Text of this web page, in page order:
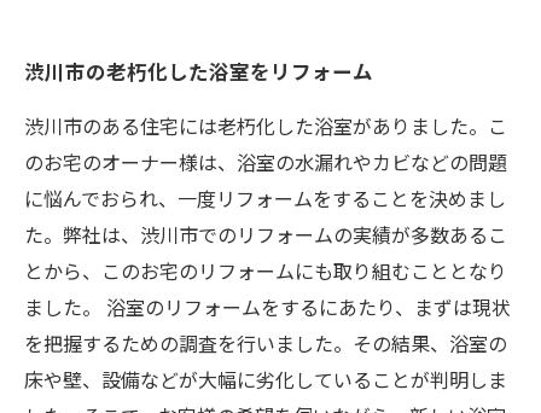
渋川市の老朽化した浴室をリフォーム
渋川市のある住宅には老朽化した浴室がありました。こ
のお宅のオーナー様は、浴室の水漏れやカビなどの問題
に悩んでおられ、一度リフォームをすることを決めまし
た。弊社は、渋川市でのリフォームの実績が多数あるこ
とから、このお宅のリフォームにも取り組むこととなり
ました。 浴室のリフォームをするにあたり、まずは現状
を把握するための調査を行いました。その結果、浴室の
床や壁、設備などが大幅に劣化していることが判明しま